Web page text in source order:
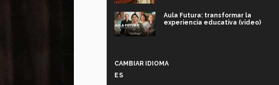
Aula Futura: transformar la
experiencia educativa (video)
CAMBIAR IDIOMA
ES